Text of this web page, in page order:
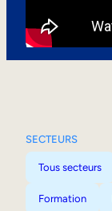
SECTEURS
Tous secteurs
Formation